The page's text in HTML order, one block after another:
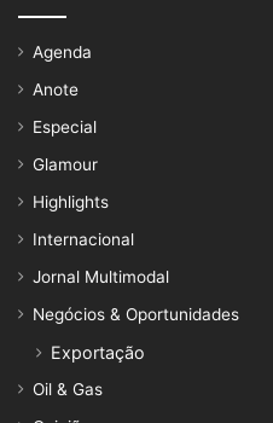
Agenda
Anote
Especial
Glamour
Highlights
Internacional
Jornal Multimodal
Negócios & Oportunidades
Exportação
Oil & Gas